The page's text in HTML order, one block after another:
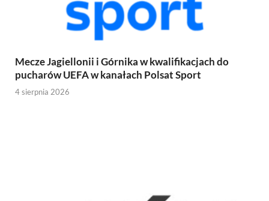
Mecze Jagiellonii i Górnika w kwalifikacjach do
pucharów UEFA w kanałach Polsat Sport
4 sierpnia 2026